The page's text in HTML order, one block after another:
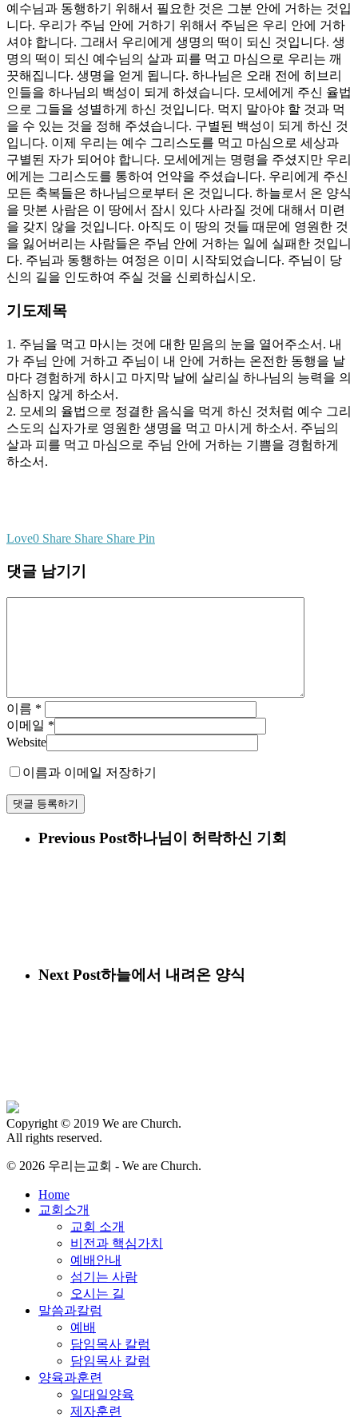
예수님과 동행하기 위해서 필요한 것은 그분 안에 거하는 것입
니다. 우리가 주님 안에 거하기 위해서 주님은 우리 안에 거하
셔야 합니다. 그래서 우리에게 생명의 떡이 되신 것입니다. 생
명의 떡이 되신 예수님의 살과 피를 먹고 마심으로 우리는 깨
끗해집니다. 생명을 얻게 됩니다. 하나님은 오래 전에 히브리
인들을 하나님의 백성이 되게 하셨습니다. 모세에게 주신 율법
으로 그들을 성별하게 하신 것입니다. 먹지 말아야 할 것과 먹
을 수 있는 것을 정해 주셨습니다. 구별된 백성이 되게 하신 것
입니다. 이제 우리는 예수 그리스도를 먹고 마심으로 세상과
구별된 자가 되어야 합니다. 모세에게는 명령을 주셨지만 우리
에게는 그리스도를 통하여 언약을 주셨습니다. 우리에게 주신
모든 축복들은 하나님으로부터 온 것입니다. 하늘로서 온 양식
을 맛본 사람은 이 땅에서 잠시 있다 사라질 것에 대해서 미련
을 갖지 않을 것입니다. 아직도 이 땅의 것들 때문에 영원한 것
을 잃어버리는 사람들은 주님 안에 거하는 일에 실패한 것입니
다. 주님과 동행하는 여정은 이미 시작되었습니다. 주님이 당
신의 길을 인도하여 주실 것을 신뢰하십시오.
기도제목
1. 주님을 먹고 마시는 것에 대한 믿음의 눈을 열어주소서. 내
가 주님 안에 거하고 주님이 내 안에 거하는 온전한 동행을 날
마다 경험하게 하시고 마지막 날에 살리실 하나님의 능력을 의
심하지 않게 하소서.
2. 모세의 율법으로 정결한 음식을 먹게 하신 것처럼 예수 그리
스도의 십자가로 영원한 생명을 먹고 마시게 하소서. 주님의
살과 피를 먹고 마심으로 주님 안에 거하는 기쁨을 경험하게
하소서.
Love0 Share Share Share Pin
댓글 남기기
이름 *
이메일 *
Website
이름과 이메일 저장하기
Previous Post하나님이 허락하신 기회
Next Post하늘에서 내려온 양식
Copyright © 2019 We are Church.
All rights reserved.
© 2026 우리는교회 - We are Church.
Close
Menu
Home
교회소개
교회 소개
비전과 핵심가치
예배안내
섬기는 사람
오시는 길
말씀과칼럼
예배
담임목사 칼럼
담임목사 칼럼
양육과훈련
일대일양육
제자훈련